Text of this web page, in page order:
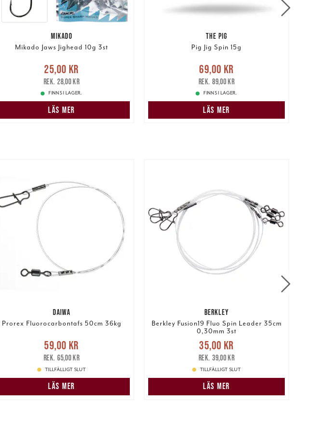
MIKADO
Mikado Jaws Jighead 10g 3st
Nuvarande pris :25,00 kr
pris: 28,00 kr
25,00 kr
28,00 kr
FINNS I LAGER.
LÄS MER
THE PIG
Pig Jig Spin 15g
Nuvarande pris :69,00 kr
pris: 89,00 kr
69,00 kr
89,00 kr
FINNS I LAGER.
LÄS MER
DAIWA
Prorex Fluorocarbontafs 50cm 36kg
Nuvarande pris:59,00 kr
pris:65,00 kr
59,00 kr
65,00 kr
TILLFÄLLIGT SLUT
LÄS MER
BERKLEY
Berkley Fusion19 Fluo Spin Leader 35cm
0,30mm 3st
Nuvarande pris:35,00 kr
pris:39,00 kr
35,00 kr
39,00 kr
TILLFÄLLIGT SLUT
LÄS MER